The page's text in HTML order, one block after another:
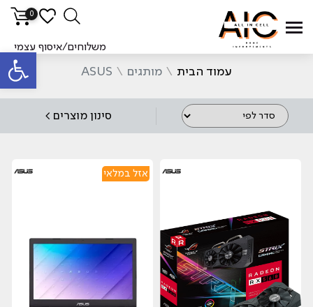
פתח
0
משלוחים/איסוף עצמי
עמוד הבית \ מותגים \
ASUS
סינון מוצרים >
אזל במלאי